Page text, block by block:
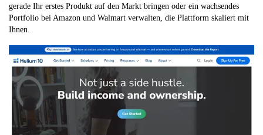
gerade Ihr erstes Produkt auf den Markt bringen oder ein wachsendes
Portfolio bei Amazon und Walmart verwalten, die Plattform skaliert mit
Ihnen.